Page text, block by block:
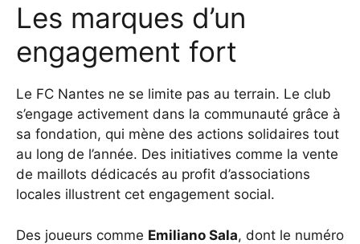
Les marques d’un
engagement fort
Le FC Nantes ne se limite pas au terrain. Le club
s’engage activement dans la communauté grâce à
sa fondation, qui mène des actions solidaires tout
au long de l’année. Des initiatives comme la vente
de maillots dédicacés au profit d’associations
locales illustrent cet engagement social.
Des joueurs comme Emiliano Sala, dont le numéro